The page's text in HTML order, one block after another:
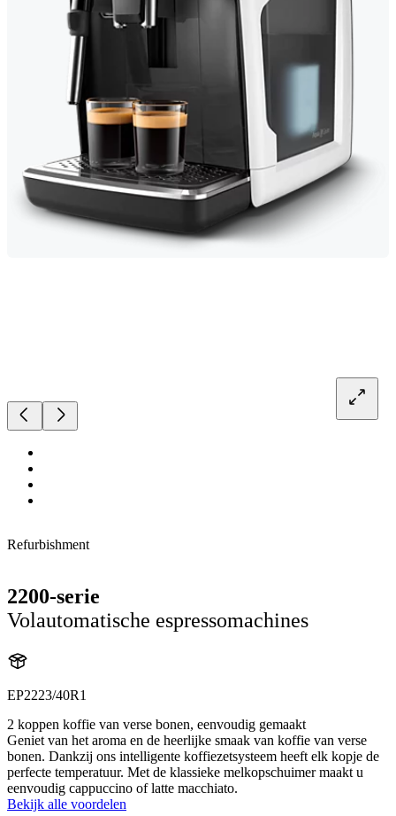
Refurbishment
2200-serie
Volautomatische espressomachines
EP2223/40R1
2 koppen koffie van verse bonen, eenvoudig gemaakt
Geniet van het aroma en de heerlijke smaak van koffie van verse
bonen. Dankzij ons intelligente koffiezetsysteem heeft elk kopje de
perfecte temperatuur. Met de klassieke melkopschuimer maakt u
eenvoudig cappuccino of latte macchiato.
Bekijk alle voordelen